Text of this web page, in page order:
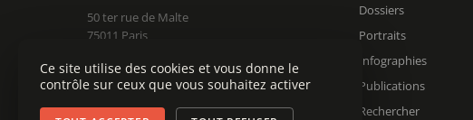
50 ter rue de Malte
75011 Paris
Président :Claude Chollet
Dir. rédaction :Édouard Chanot
Nous écrire : contact@ojim.fr
Dossiers
Portraits
Infographies
Publications
Rechercher
Ce site utilise des cookies et vous donne le
contrôle sur ceux que vous souhaitez activer